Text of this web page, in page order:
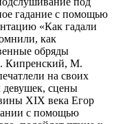
гадание с помощью
«Как гадали
как
обряды
Кипренский, М.
на своих
девушек, сцены
XIX века Егор
с помощью